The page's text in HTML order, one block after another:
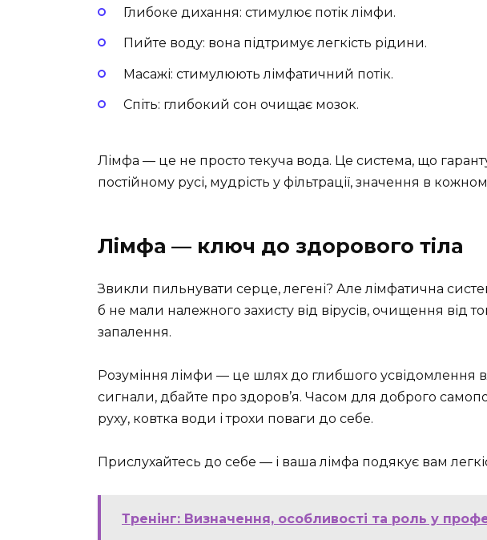
Глибоке дихання: стимулює потік лімфи.
Пийте воду: вона підтримує легкість рідини.
Масажі: стимулюють лімфатичний потік.
Спіть: глибокий сон очищає мозок.
Лімфа — це не просто текуча вода. Це система, що
постійному русі, мудрість у фільтрації, значення в
Лімфа — ключ до здорового тіла
Звикли пильнувати серце, легені? Але лімфатична
б не мали належного захисту від вірусів, очищення від
запалення.
Розуміння лімфи — це шлях до глибшого усвідомлення
сигнали, дбайте про здоров’я. Часом для доброго
руху, ковтка води і трохи поваги до себе.
Прислухайтесь до себе — і ваша лімфа подякує вам
Тренінг: Визначення, особливості та роль у